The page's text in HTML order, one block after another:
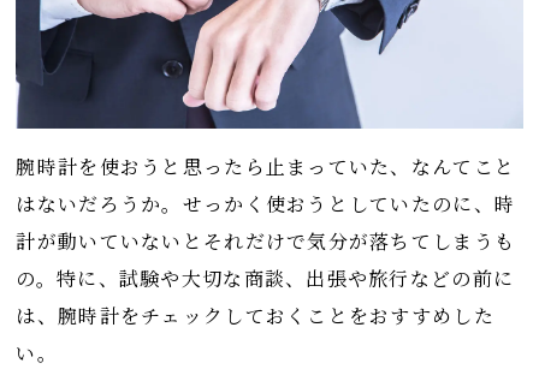
腕時計を使おうと思ったら止まっていた、なんてこと
はないだろうか。せっかく使おうとしていたのに、時
計が動いていないとそれだけで気分が落ちてしまうも
の。特に、試験や大切な商談、出張や旅行などの前に
は、腕時計をチェックしておくことをおすすめした
い。